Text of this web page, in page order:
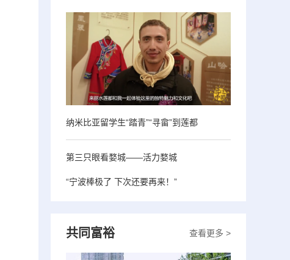
纳米比亚留学生“踏青”“寻畲”到莲都
第三只眼看婺城——活力婺城
“宁波棒极了 下次还要再来！”
查看更多 >
共同富裕